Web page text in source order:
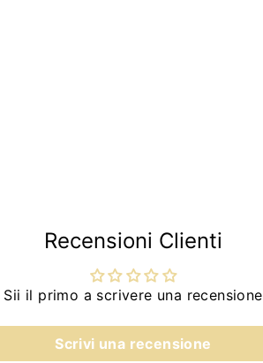
Recensioni Clienti
Sii il primo a scrivere una recensione
Scrivi una recensione